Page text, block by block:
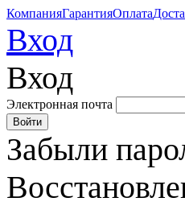
КомпанияГарантияОплата
Вход
Вход
Электронная почта
Забыли